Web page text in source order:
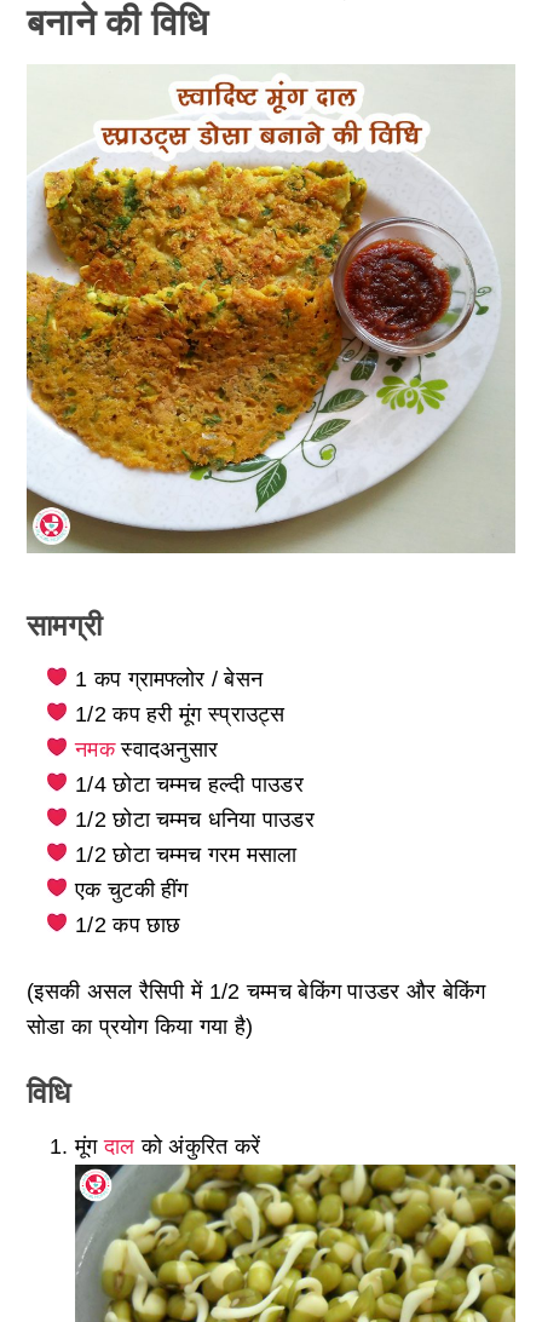
बनाने की विधि
सामग्री
1 कप ग्रामफ्लोर / बेसन
1/2 कप हरी मूंग स्प्राउट्स
नमकस्वादअनुसार
1/4 छोटा चम्मच हल्दी पाउडर
1/2 छोटा चम्मच धनिया पाउडर
1/2 छोटा चम्मच गरम मसाला
एक चुटकी हींग
1/2 कप छाछ
(इसकी असल रैसिपी में 1/2 चम्मच बेकिंग पाउडर और बेकिंग
सोडा का प्रयोग किया गया है)
विधि
मूंगदाल को अंकुरित करें